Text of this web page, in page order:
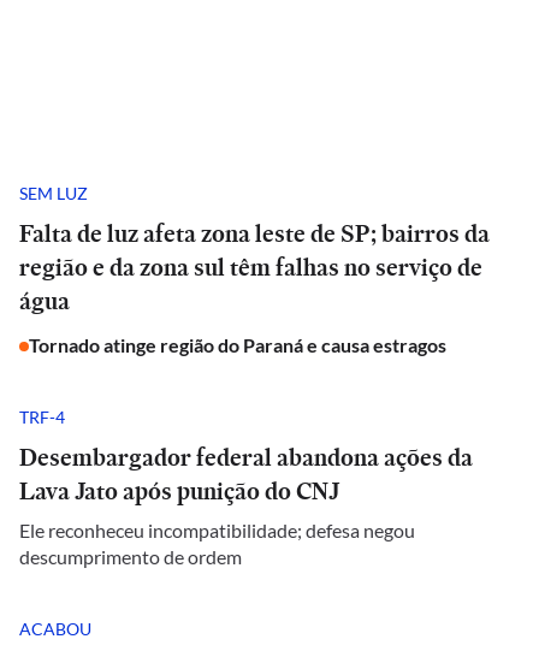
SEM LUZ
Falta de luz afeta zona leste de SP; bairros da
região e da zona sul têm falhas no serviço de
água
Tornado atinge região do Paraná e causa estragos
TRF-4
Desembargador federal abandona ações da
Lava Jato após punição do CNJ
Ele reconheceu incompatibilidade; defesa negou
descumprimento de ordem
ACABOU